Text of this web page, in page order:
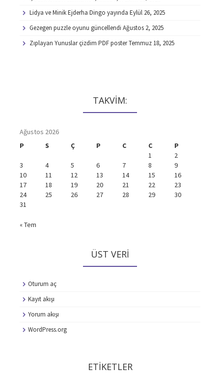
Lidya ve Minik Ejderha Dingo yayında Eylül 26, 2025
Gezegen puzzle oyunu güncellendi Ağustos 2, 2025
Zıplayan Yunuslar çizdim PDF posterTemmuz 18, 2025
TAKVİM:
Ağustos 2026
P
S Ç P C C
P
1
2
3
4 5 6 7 8
9
10
11 12 13 14 15
16
17
18 19 20 21 22
23
24
25 26 27 28 29
30
31
« Tem
ÜST VERI
Oturum aç
Kayıt akışı
Yorum akışı
WordPress.org
ETIKETLER